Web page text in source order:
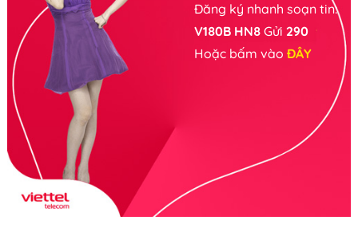
Đăng ký nhanh soạn tin:
V180B HN8Gửi 290
Hoặc bấm vào ĐÂY